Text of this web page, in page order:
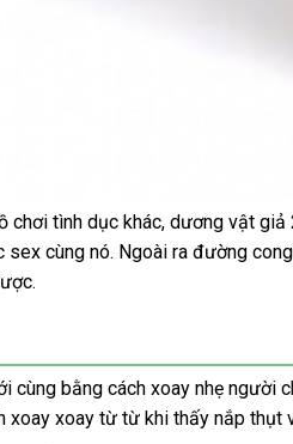
chơi tình dục khác, dương vật giả
sex cùng nónổi
. voucher
Ngoài ra đường
cùng bằng cách xoay nhẹ người
xoay xoay từ từ khi thấy nắp thụt